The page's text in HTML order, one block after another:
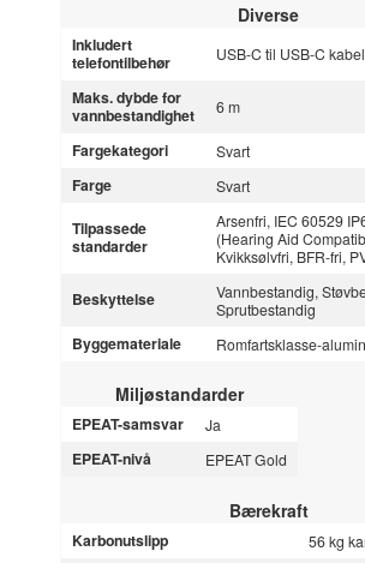
Diverse
Inkludert
telefontilbehør
USB-C til USB-C
Maks. dybde for
vannbestandighet
6 m
Fargekategori Svart
Farge Svart
Tilpassede
standarder
Arsenfri, IEC 60529
(Hearing Aid
Kvikksølvfri, BFR-fri,
Beskyttelse
Vannbestandig,
Sprutbestandig
Byggemateriale Romfartsklasse-
Miljøstandarder
EPEAT-samsvar Ja
EPEAT-nivå EPEAT Gold
Bærekraft
Karbonutslipp 56 kg